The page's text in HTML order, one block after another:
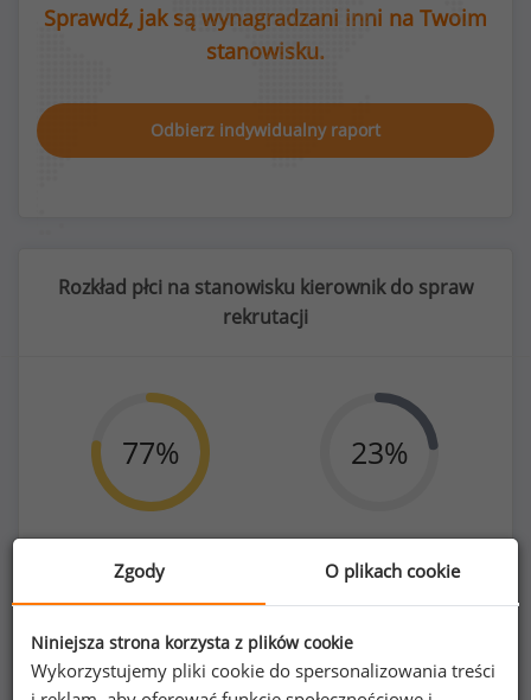
Sprawdź, jak są wynagradzani inni na Twoim
stanowisku.
Odbierz indywidualny raport
Rozkład płci na stanowisku kierownik do spraw
rekrutacji
77%
Kobiety
88
23%
Mężczyźni
Zgody O plikach cookie
Niniejsza strona korzysta z plików cookie
Wykorzystujemy pliki cookie do spersonalizowania treści